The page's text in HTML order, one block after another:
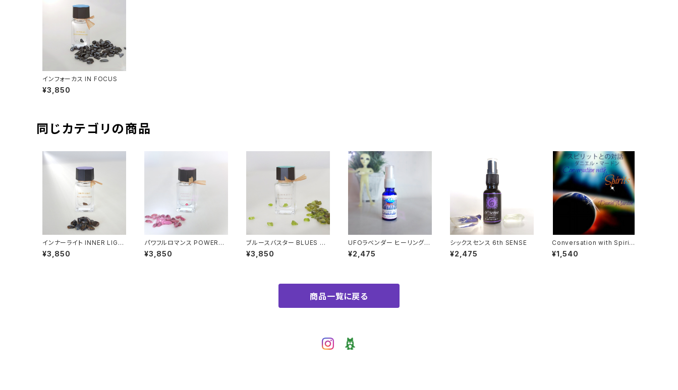
インフォーカス IN FOCUS
¥3,850
同じカテゴリの商品
インナーライト INNER LIGH
T
¥3,850
パワフルロマンス POWERFU
L ROMANCE
¥3,850
ブルースバスター BLUES BU
STER
¥3,850
UFOラベンダー ヒーリング・
ミスト2024
¥2,475
シックスセンス 6th SENSE
¥2,475
Conversation with Spirits
スピリットとの対話
¥1,540
商品一覧に戻る